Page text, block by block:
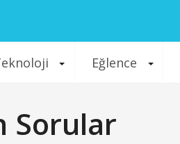
Eğlence
Sorular